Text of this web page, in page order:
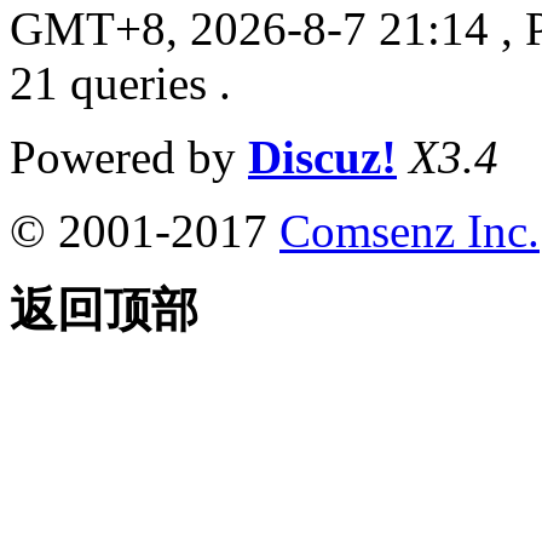
GMT+8, 2026-8-7 21:14 ,
21 queries .
Powered by Discuz! X3.4
© 2001-2017 Comsenz Inc.
返回顶部